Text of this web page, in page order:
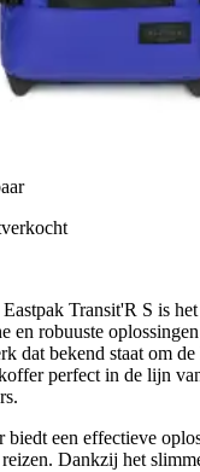
Transit'R S is
en robuuste
dat bekend staat om
perfect in de lijn
biedt een effectieve
Dankzij het